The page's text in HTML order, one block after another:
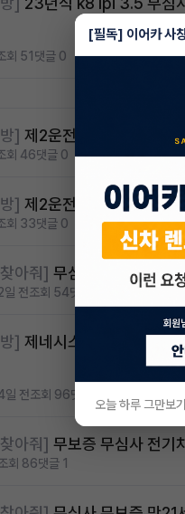
회 51 댓글 0
] 제2운전자 구합니다 (
회 46댓글 0
] 제2운전자 구합니다 ( 제
회 33댓글 0
아줘] 무심사 차량구해요
일 전조회 54댓글 2
] 제네시스 g80 3.5 4륜
일 전조회 96댓글 0
아줘] 무보증 무심사 전기
회 86댓글 1
[필독] 이어카 사
오늘 하루 그만보기